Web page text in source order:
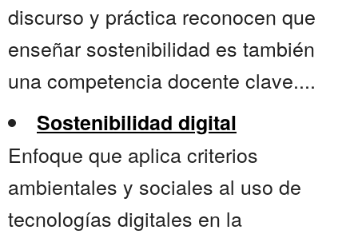
discurso y práctica reconocen que
enseñar sostenibilidad es también
una competencia docente clave....
Sostenibilidad digital
Enfoque que aplica criterios
ambientales y sociales al uso de
tecnologías digitales en la